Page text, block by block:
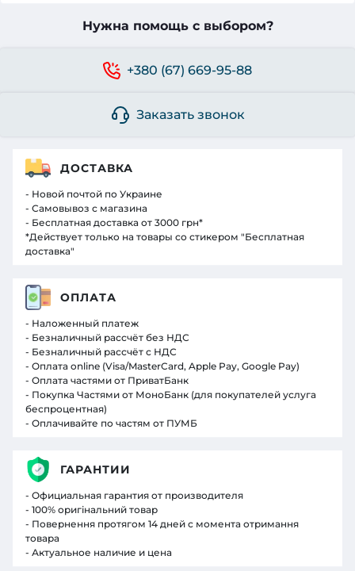
Нужна помощь с выбором?
+380 (67) 669-95-88
Заказать звонок
ДОСТАВКА
- Новой почтой по Украине
- Самовывоз с магазина
- Бесплатная доставка от 3000 грн*
*Действует только на товары со стикером "Бесплатная
доставка"
ОПЛАТА
- Наложенный платеж
- Безналичный рассчёт без НДС
- Безналичный рассчёт с НДС
- Оплата online (Visa/MasterCard, Apple Pay, Google Pay)
- Оплата частями от ПриватБанк
- Покупка Частями от МоноБанк (для покупателей услуга
беспроцентная)
- Оплачивайте по частям от ПУМБ
ГАРАНТИИ
- Официальная гарантия от производителя
- 100% оригінальний товар
- Повернення протягом 14 дней с момента отримання
товара
- Актуальное наличие и цена